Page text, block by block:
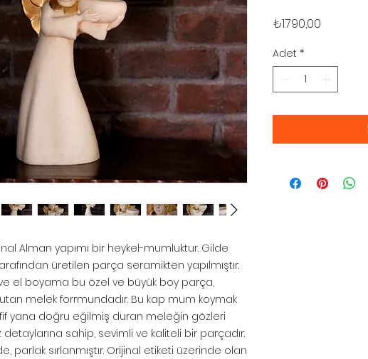
Alman yapımı bir heykel-mumluktur. Gilde
üretilen parça seramikten yapılmıştır.
el boyama bu özel ve büyük boy parça,
melek forrmundadır. Bu kap mum koymak
yana doğru eğilmiş duran meleğin gözleri
detaylarına sahip, sevimli ve kaliteli bir parçadır.
parlak sırlanmıştır. Orijinal etiketi üzerinde olan
₺1.790,00
Adet *